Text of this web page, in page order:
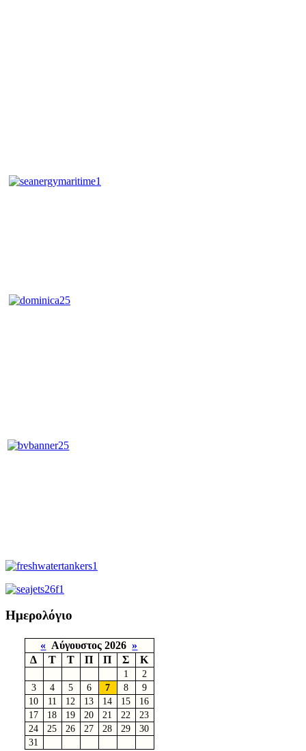
Ημερολόγιο
« Αύγουστος 2026»
Δ
Τ Τ Π Π Σ Κ
1
2
3
4 5 6 7 8
9
10
11 12 13 14 15
16
17
18 19 20 21 22
23
24
25 26 27 28 29
30
31